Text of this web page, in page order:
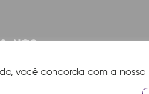
NOS
você concorda com a nossa